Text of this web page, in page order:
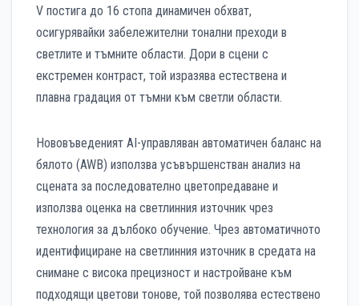
V постига до 16 стопа динамичен обхват,
осигурявайки забележителни тонални преходи в
светлите и тъмните области. Дори в сцени с
екстремен контраст, той изразява естествена и
плавна градация от тъмни към светли области.
Нововъведеният AI-управляван автоматичен баланс на
бялото (AWB) използва усъвършенстван анализ на
сцената за последователно цветопредаване и
използва оценка на светлинния източник чрез
технология за дълбоко обучение. Чрез автоматичното
идентифициране на светлинния източник в средата на
снимане с висока прецизност и настройване към
подходящи цветови тонове, той позволява естествено